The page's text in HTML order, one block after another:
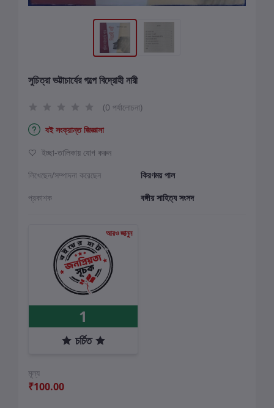
সুচিত্রা ভট্টাচার্যের গল্পে বিদ্রোহী নারী
(0 পর্যালোচনা)
বই সংক্রান্ত জিজ্ঞাসা
ইচ্ছা-তালিকায় যোগ করুন
লিখেছেন/সম্পাদনা করেছেন
কিরণময় পাল
প্রকাশক
বঙ্গীয় সাহিত্য সংসদ
আরও জানুন
1
চর্চিত
মূল্য
₹100.00